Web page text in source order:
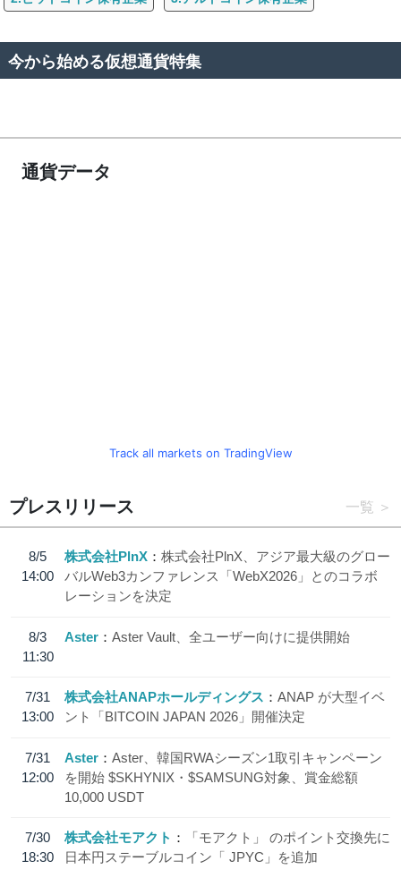
今から始める仮想通貨特集
通貨データ
Track all markets on TradingView
プレスリリース 一覧
8/5
14:00
株式会社PlnX
株式会社PlnX、アジア最大級のグロー
バルWeb3カンファレンス「WebX2026」とのコラボ
レーションを決定
8/3
11:30
Aster Aster Vault、全ユーザー向けに提供開始
7/31
13:00
株式会社ANAPホールディングス
ANAP が大型イベ
ント「BITCOIN JAPAN 2026」開催決定
7/31
12:00
Aster
Aster、韓国RWAシーズン1取引キャンペーン
を開始 $SKHYNIX・$SAMSUNG対象、賞金総額
10,000 USDT
7/30
18:30
株式会社モアクト
「モアクト」 のポイント交換先に
日本円ステーブルコイン「 JPYC」を追加